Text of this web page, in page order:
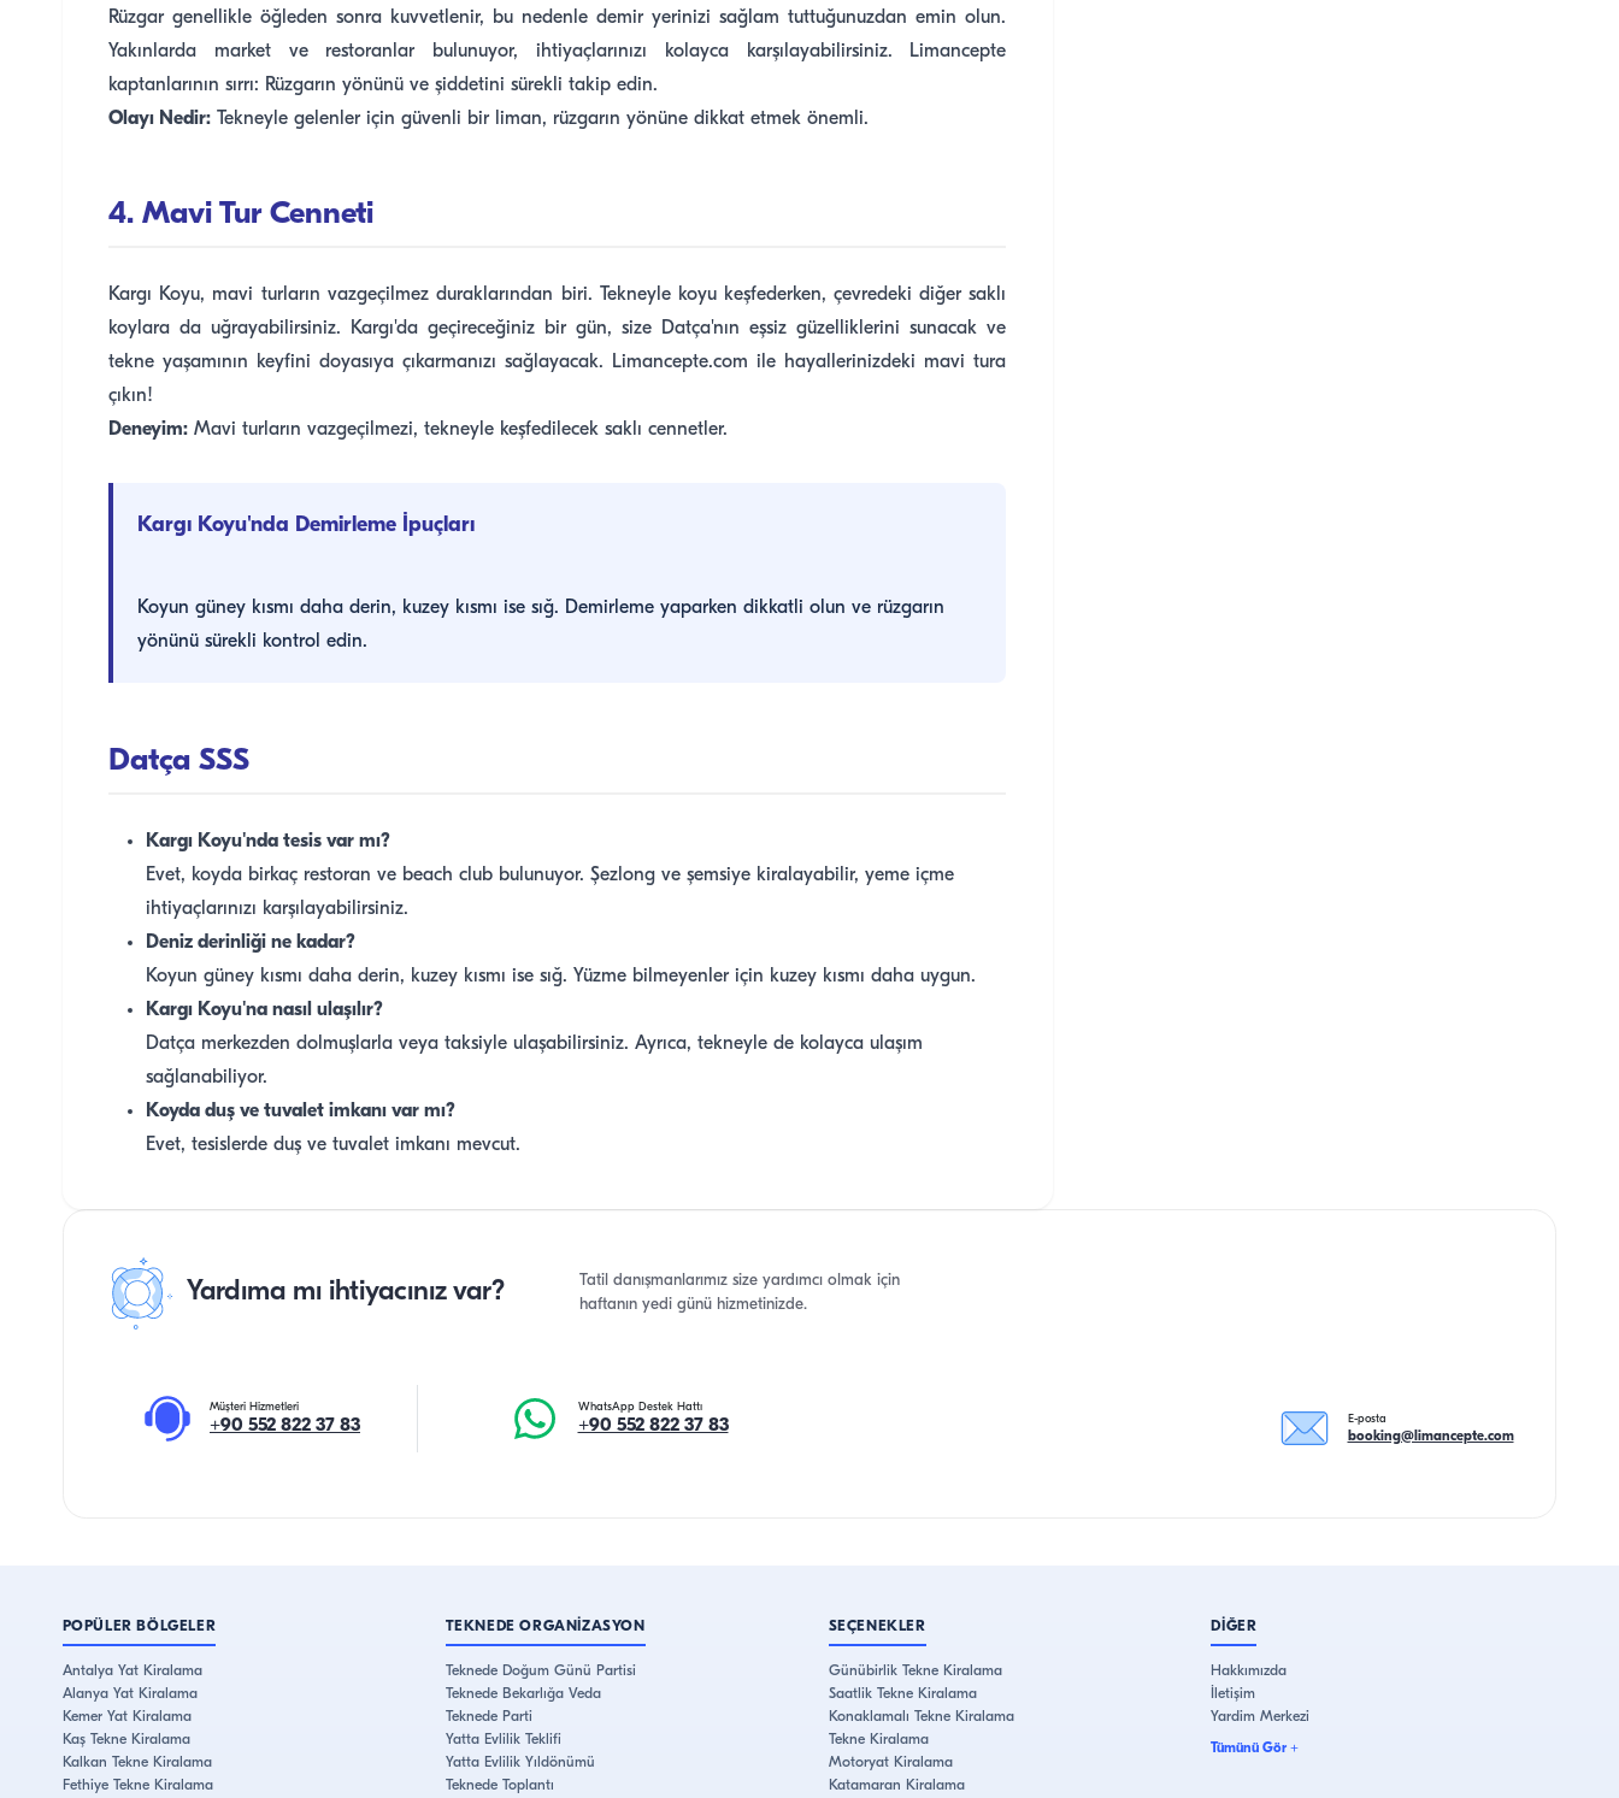
Rüzgar genellikle öğleden sonra kuvvetlenir, bu nedenle demir yerinizi sağlam tuttuğunuzdan emin olun.
Yakınlarda market ve restoranlar bulunuyor, ihtiyaçlarınızı kolayca karşılayabilirsiniz. Limancepte
kaptanlarının sırrı: Rüzgarın yönünü ve şiddetini sürekli takip edin.
Olayı Nedir:Tekneyle gelenler için güvenli bir liman, rüzgarın yönüne dikkat etmek önemli.
4. Mavi Tur Cenneti
Kargı Koyu, mavi turların vazgeçilmez duraklarından biri. Tekneyle koyu keşfederken, çevredeki diğer saklı
koylara da uğrayabilirsiniz. Kargı'da geçireceğiniz bir gün, size Datça'nın eşsiz güzelliklerini sunacak ve
tekne yaşamının keyfini doyasıya çıkarmanızı sağlayacak. Limancepte.com ile hayallerinizdeki mavi tura
çıkın!
Deneyim:Mavi turların vazgeçilmezi, tekneyle keşfedilecek saklı cennetler.
Kargı Koyu'nda Demirleme İpuçları
Koyun güney kısmı daha derin, kuzey kısmı ise sığ. Demirleme yaparken dikkatli olun ve rüzgarın
yönünü sürekli kontrol edin.
Datça SSS
Kargı Koyu'nda tesis var mı?
Evet, koyda birkaç restoran ve beach club bulunuyor. Şezlong ve şemsiye kiralayabilir, yeme içme
ihtiyaçlarınızı karşılayabilirsiniz.
Deniz derinliği ne kadar?
Koyun güney kısmı daha derin, kuzey kısmı ise sığ. Yüzme bilmeyenler için kuzey kısmı daha uygun.
Kargı Koyu'na nasıl ulaşılır?
Datça merkezden dolmuşlarla veya taksiyle ulaşabilirsiniz. Ayrıca, tekneyle de kolayca ulaşım
sağlanabiliyor.
Koyda duş ve tuvalet imkanı var mı?
Evet, tesislerde duş ve tuvalet imkanı mevcut.
Yardıma mı ihtiyacınız var?
Tatil danışmanlarımız size yardımcı olmak için
haftanın yedi günü hizmetinizde.
Müşteri Hizmetleri
+90 552 822 37 83
WhatsApp Destek Hattı
+90 552 822 37 83 E-posta
booking@limancepte.com
POPÜLER BÖLGELER
Antalya Yat Kiralama
Alanya Yat Kiralama
Kemer Yat Kiralama
Kaş Tekne Kiralama
Kalkan Tekne Kiralama
Fethiye Tekne Kiralama
TEKNEDE ORGANİZASYON
Teknede Doğum Günü Partisi
Teknede Bekarlığa Veda
Teknede Parti
Yatta Evlilik Teklifi
Yatta Evlilik Yıldönümü
Teknede Toplantı
SEÇENEKLER
Günübirlik Tekne Kiralama
Saatlik Tekne Kiralama
Konaklamalı Tekne Kiralama
Tekne Kiralama
Motoryat Kiralama
Katamaran Kiralama
DİĞER
Hakkımızda
İletişim
Yardim Merkezi
Tümünü Gör +